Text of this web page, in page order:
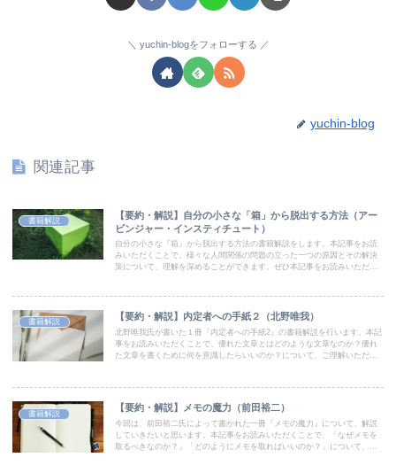
yuchin-blogをフォローする
yuchin-blog
関連記事
書籍解説
【要約・解説】自分の小さな「箱」から脱出する方法（アー
ビンジャー・インスティチュート）
自分の小さな『箱』から脱出する方法の書籍解説をします。本記事をお読
みいただくことで、様々な人間関係の問題の立った一つの原因とその解決
策について、理解を深めることができます。ぜひ本記事をお読みいただい
書籍解説
【要約・解説】内定者への手紙２（北野唯我）
北野唯我氏が書いた１冊『内定者への手紙2』の書籍解説を行います。本記
事をお読みいただくことで、優れた文章とはどのような文章なのか？優れ
た文章を書くために何を意識したらいいのか？について、ご理解いただけ
書籍解説
【要約・解説】メモの魔力（前田裕二）
今回は、前田裕二氏によって書かれた一冊『メモの魔力』について、解説
していきたいと思います。本記事をお読みいただくことで、「なぜメモを
取るべきなのか？」「どのようにメモを取ればいいのか？」について、ご